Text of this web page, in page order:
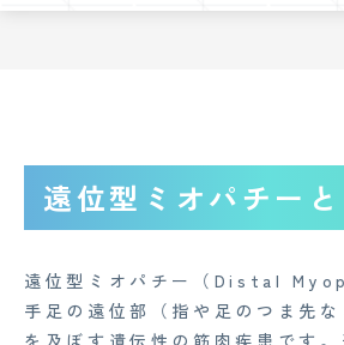
遠位型ミオパチーと
遠位型ミオパチー（Distal
手足の遠位部（指や足のつま先
を及ぼす遺伝性の筋肉疾患です